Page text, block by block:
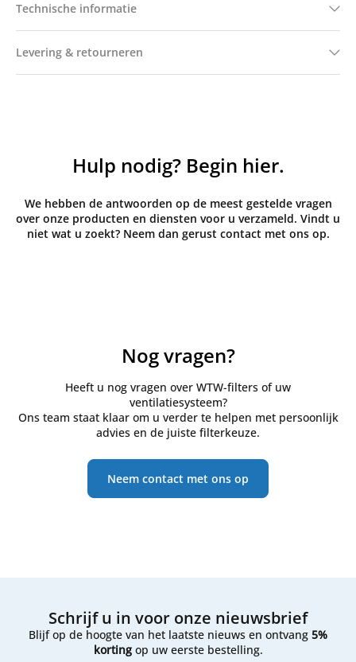
Technische informatie
Levering & retourneren
Hulp nodig? Begin hier.
We hebben de antwoorden op de meest gestelde vragen
over onze producten en diensten voor u verzameld. Vindt u
niet wat u zoekt? Neem dan gerust contact met ons op.
Nog vragen?
Heeft u nog vragen over WTW-filters of uw
ventilatiesysteem?
Ons team staat klaar om u verder te helpen met persoonlijk
advies en de juiste filterkeuze.
Neem contact met ons op
Schrijf u in voor onze nieuwsbrief
Blijf op de hoogte van het laatste nieuws en ontvang 5%
kortingop uw eerste bestelling.